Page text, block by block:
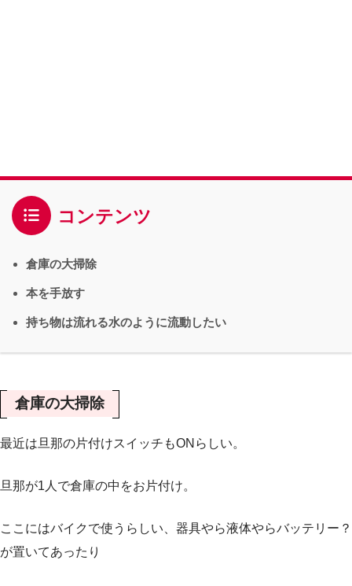
コンテンツ
倉庫の大掃除
本を手放す
持ち物は流れる水のように流動したい
倉庫の大掃除
最近は旦那の片付けスイッチもONらしい。
旦那が1人で倉庫の中をお片付け。
ここにはバイクで使うらしい、器具やら液体やらバッテリー？
が置いてあったり